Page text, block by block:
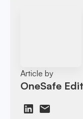
Article by
OneSafe